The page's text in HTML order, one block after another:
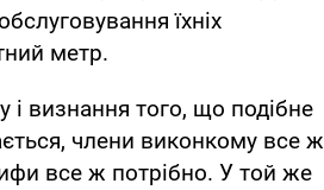
їхніх
метр.
визнання того, що подібне
члени виконкому все ж
все ж потрібно. У той же